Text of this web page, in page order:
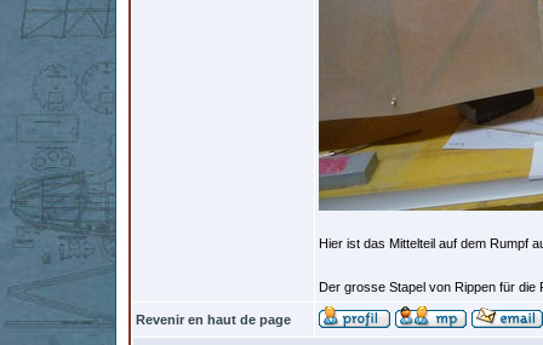
Hier ist das Mittelteil auf dem Rumpf
Der grosse Stapel von Rippen für die
Revenir en haut de page